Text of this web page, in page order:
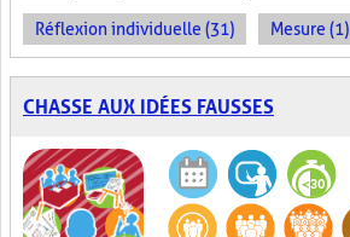
Réflexion individuelle (31) Mesure (1)
CHASSE AUX IDÉES FAUSSES